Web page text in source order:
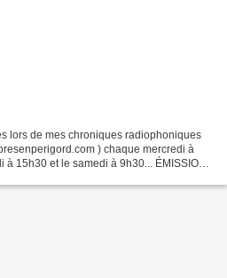
lors de mes chroniques radiophoniques
) chaque mercredi à
15h30 et le samedi à 9h30... ÉMISSION